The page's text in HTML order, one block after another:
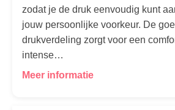
zodat je de druk eenvoudig kunt
jouw persoonlijke voorkeur. De
drukverdeling zorgt voor een
intense…
Meer informatie